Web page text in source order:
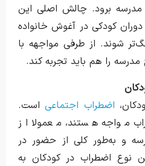
مدرسه برود. چالش اصلی این
کودکی در آغوش خانواده
شوند. از طرفی مواجهه با
را هم باید تجربه کند.
اضطراب اجتماعیاست.
مواجه هستند، معمولا از
و به‌طور کلی از حضور در
نوع اضطراب در کودکان به